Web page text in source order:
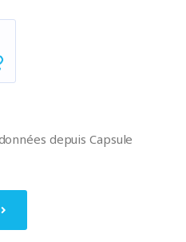
depuis Capsule